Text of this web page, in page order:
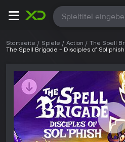
Alle
Startseite Spiele Action
The Spell
The Spell Brigade - Disciples of Sol'phish